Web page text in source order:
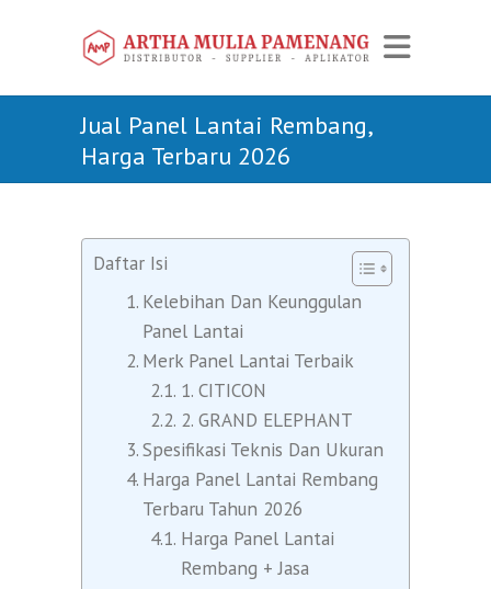
Jual Panel Lantai Rembang,
Harga Terbaru 2026
Daftar Isi
Kelebihan Dan Keunggulan
Panel Lantai
Merk Panel Lantai Terbaik
1. CITICON
2. GRAND ELEPHANT
Spesifikasi Teknis Dan Ukuran
Harga Panel Lantai Rembang
Terbaru Tahun 2026
Harga Panel Lantai
Rembang + Jasa